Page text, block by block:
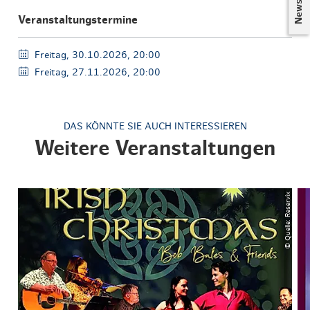
Veranstaltungstermine
Freitag, 30.10.2026, 20:00
Freitag, 27.11.2026, 20:00
DAS KÖNNTE SIE AUCH INTERESSIEREN
Weitere Veranstaltungen
© Quelle: Reservix